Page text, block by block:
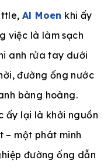
Al Moen khi ấy
việc là làm sạch
anh rửa tay dưới
đường ống nước
bàng hoàng.
ấy lại là khởi nguồn
– một phát minh
đường ống dẫn